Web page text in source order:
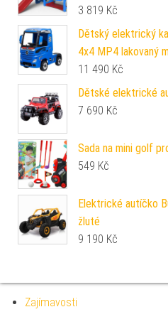
3 819 Kč
Dětský elektrický
4x4 MP4 lakovaný
11 490 Kč
Dětské elektrické
7 690 Kč
Sada na mini golf
549 Kč
Elektrické autíčko
žluté
9 190 Kč
Zajímavosti